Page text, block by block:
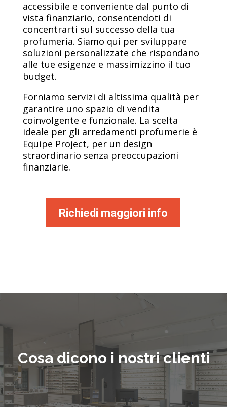
accessibile e conveniente dal punto di
vista finanziario, consentendoti di
concentrarti sul successo della tua
profumeria. Siamo qui per sviluppare
soluzioni personalizzate che rispondano
alle tue esigenze e massimizzino il tuo
budget.
Forniamo servizi di altissima qualità per
garantire uno spazio di vendita
coinvolgente e funzionale. La scelta
ideale per gli arredamenti profumerie è
Equipe Project, per un design
straordinario senza preoccupazioni
finanziarie.
Richiedi maggiori info
Cosa dicono i nostri clienti